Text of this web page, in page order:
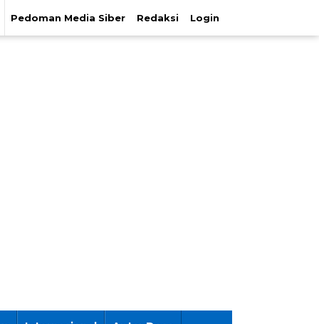
Pedoman Media Siber Redaksi Login